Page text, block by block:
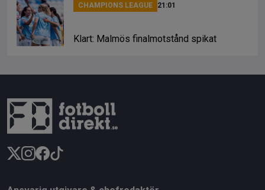
CHAMPIONS LEAGUE 21:01
Klart: Malmös finalmotstånd spikat